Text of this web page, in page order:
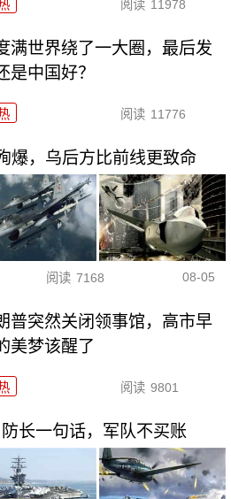
阅读 11978
满世界绕了一大圈，最后发
是中国好？
阅读 11776
爆，乌后方比前线更致命
阅读 7168 08-05
普突然关闭领事馆，高市早
美梦该醒了
阅读 9801
长一句话，军队不买账